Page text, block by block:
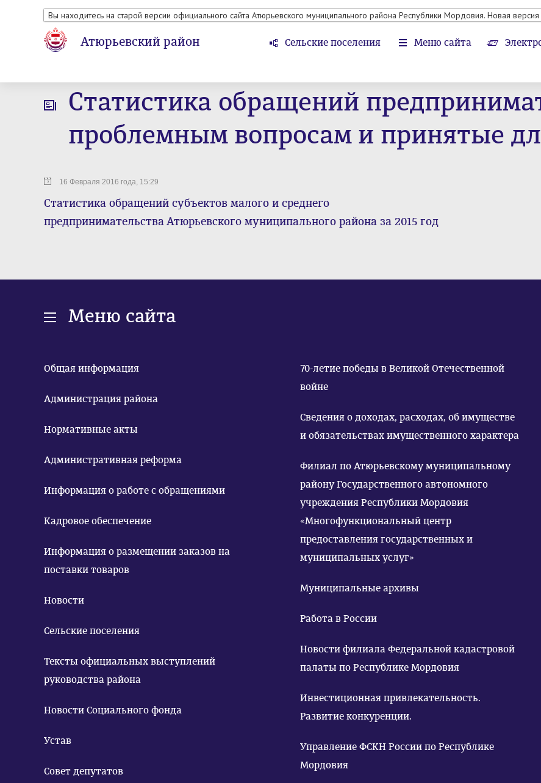
Вы находитесь на старой версии официального сайта Атюрьевского муниципального района Республики Мордовия. Новая
Атюрьевский район Сельские поселения Меню сайта
Статистика обращений
проблемным вопросам и принятые
16 Февраля 2016 года, 15:29
Статистика обращений субъектов малого и среднего
предпринимательства Атюрьевского муниципального района за 2015 год
Меню сайта
Общая информация
Администрация района
Нормативные акты
Административная реформа
Информация о работе с обращениями
Кадровое обеспечение
Информация о размещении заказов на
поставки товаров
Новости
Сельские поселения
Тексты официальных выступлений
руководства района
Новости Социального фонда
Устав
Совет депутатов
70-летие победы в Великой Отечественной
войне
Сведения о доходах, расходах, об имуществе
и обязательствах имущественного характера
Филиал по Атюрьевскому муниципальному
району Государственного автономного
учреждения Республики Мордовия
«Многофункциональный центр
предоставления государственных и
муниципальных услуг»
Муниципальные архивы
Работа в России
Новости филиала Федеральной кадастровой
палаты по Республике Мордовия
Инвестиционная привлекательность.
Развитие конкуренции.
Управление ФСКН России по Республике
Мордовия